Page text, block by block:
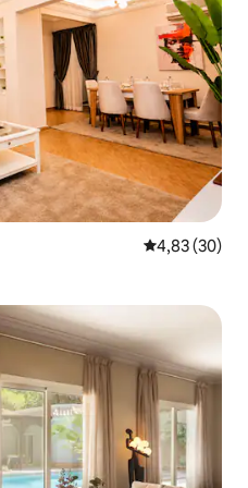
4,83 af 5 í
4,83 (30)